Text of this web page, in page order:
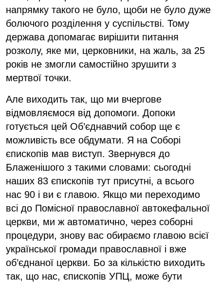
напрямку такого не було, щоби не було дуже
болючого розділення у суспільстві. Тому
держава допомагає вирішити питання
розколу, яке ми, церковники, на жаль, за 25
років не змогли самостійно зрушити з
мертвої точки.
Але виходить так, що ми вчергове
відмовляємося від допомоги. Допоки
готується цей Об’єднавчий собор ще є
можливість все обдумати. Я на Соборі
єпископів мав виступ. Звернувся до
Блаженішого з такими словами: сьогодні
наших 83 єпископів тут присутні, а всього
нас 90 і ви є главою. Якщо ми переходимо
всі до Помісної православної автокефальної
церкви, ми ж автоматично, через соборні
процедури, знову вас обираємо главою всієї
української громади православної і вже
об’єднаної церкви. Бо за кількістю виходить
так, що нас, єпископів УПЦ, може бути